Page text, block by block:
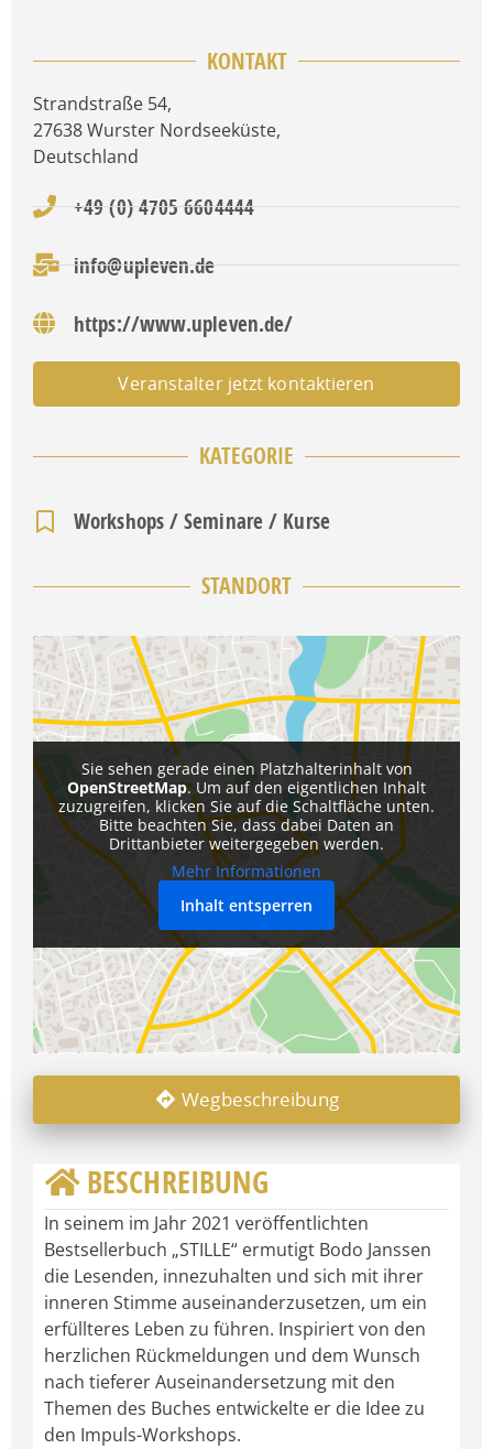
KONTAKT
Strandstraße 54,
27638Wurster Nordseeküste,
Deutschland
+49 (0) 4705 6604444
info@upleven.de
https://www.upleven.de/
Veranstalter jetzt kontaktieren
KATEGORIE
Workshops / Seminare / Kurse
STANDORT
Sie sehen gerade einen Platzhalterinhalt von
OpenStreetMap. Um auf den eigentlichen Inhalt
zuzugreifen, klicken Sie auf die Schaltfläche unten.
Bitte beachten Sie, dass dabei Daten an
Drittanbieter weitergegeben werden.
Mehr Informationen
Inhalt entsperren
Wegbeschreibung
BESCHREIBUNG
In seinem im Jahr 2021 veröffentlichten
Bestsellerbuch „STILLE“ ermutigt Bodo Janssen
die Lesenden, innezuhalten und sich mit ihrer
inneren Stimme auseinanderzusetzen, um ein
erfüllteres Leben zu führen. Inspiriert von den
herzlichen Rückmeldungen und dem Wunsch
nach tieferer Auseinandersetzung mit den
Themen des Buches entwickelte er die Idee zu
den Impuls-Workshops.